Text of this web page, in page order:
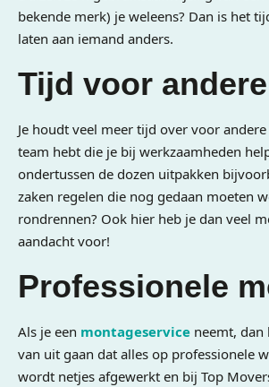
bekende merk) je weleens? Dan is het
laten aan iemand anders.
Tijd voor
Je houdt veel meer tijd over voor
team hebt die je bij werkzaamheden
ondertussen de dozen uitpakken
zaken regelen die nog gedaan moeten
rondrennen? Ook hier heb je dan veel
aandacht voor!
Professionele
Als je een montageservice neemt, dan
van uit gaan dat alles op professionele
wordt netjes afgewerkt en bij Top